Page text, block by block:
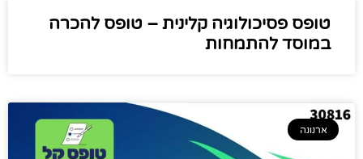
טופס פסיכולוגיה קלינית – טופס להכרה
במוסד להתמחות
ארנונה